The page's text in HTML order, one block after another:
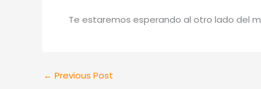
Te estaremos esperando al otro lado del
← Previous Post